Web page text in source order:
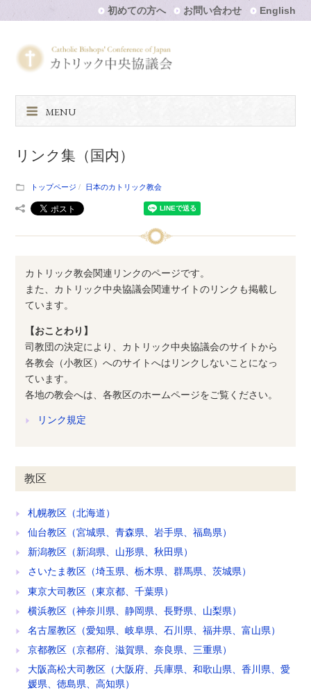
初めての方へ お問い合わせ English
MENU
リンク集（国内）
トップページ 日本のカトリック教会
カトリック教会関連リンクのページです。
また、カトリック中央協議会関連サイトのリンクも掲載し
ています。
【おことわり】
司教団の決定により、カトリック中央協議会のサイトから
各教会（小教区）へのサイトへはリンクしないことになっ
ています。
各地の教会へは、各教区のホームページをご覧ください。
リンク規定
教区
札幌教区（北海道）
仙台教区（宮城県、青森県、岩手県、福島県）
新潟教区（新潟県、山形県、秋田県）
さいたま教区（埼玉県、栃木県、群馬県、茨城県）
東京大司教区（東京都、千葉県）
横浜教区（神奈川県、静岡県、長野県、山梨県）
名古屋教区（愛知県、岐阜県、石川県、福井県、富山県）
京都教区（京都府、滋賀県、奈良県、三重県）
大阪高松大司教区（大阪府、兵庫県、和歌山県、香川県、愛
媛県、徳島県、高知県）